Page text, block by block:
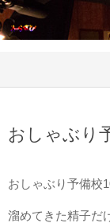
Skip to content
おしゃぶり
おしゃぶり予備校
溜めてきた精子だ